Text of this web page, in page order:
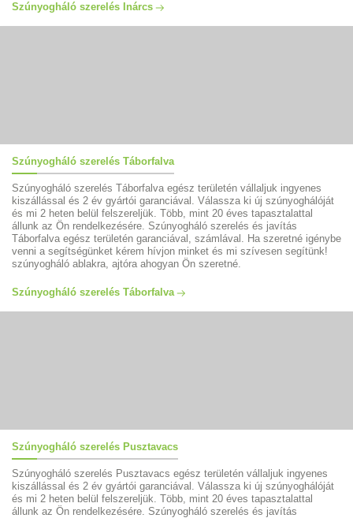
Szúnyogháló szerelés Inárcs
Szúnyogháló szerelés Táborfalva
Szúnyogháló szerelés Táborfalva egész területén vállaljuk ingyenes
kiszállással és 2 év gyártói garanciával. Válassza ki új szúnyoghálóját
és mi 2 heten belül felszereljük. Több, mint 20 éves tapasztalattal
állunk az Ön rendelkezésére. Szúnyogháló szerelés és javítás
Táborfalva egész területén garanciával, számlával. Ha szeretné igénybe
venni a segítségünket kérem hívjon minket és mi szívesen segítünk!
szúnyogháló ablakra, ajtóra ahogyan Ön szeretné.
Szúnyogháló szerelés Táborfalva
Szúnyogháló szerelés Pusztavacs
Szúnyogháló szerelés Pusztavacs egész területén vállaljuk ingyenes
kiszállással és 2 év gyártói garanciával. Válassza ki új szúnyoghálóját
és mi 2 heten belül felszereljük. Több, mint 20 éves tapasztalattal
állunk az Ön rendelkezésére. Szúnyogháló szerelés és javítás